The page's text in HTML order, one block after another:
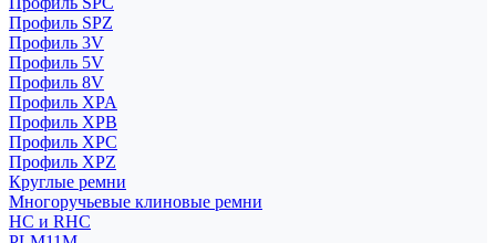
Профиль SPZ
Профиль 3V
Профиль 5V
Профиль 8V
Профиль XPA
Профиль XPB
Профиль XPC
Профиль XPZ
Круглые ремни
Многоручьевые клиновые ремни
HC и RHC